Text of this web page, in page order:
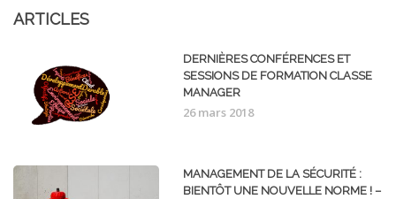
ARTICLES
DERNIÈRES CONFÉRENCES ET
SESSIONS DE FORMATION CLASSE
MANAGER
26 mars 2018
MANAGEMENT DE LA SÉCURITÉ :
BIENTÔT UNE NOUVELLE NORME ! –